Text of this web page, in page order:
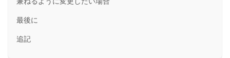
最後に
追記